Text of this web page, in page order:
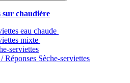
sur chaudière
eau chaude
mixte
serviettes
Réponses Sèche-serviettes